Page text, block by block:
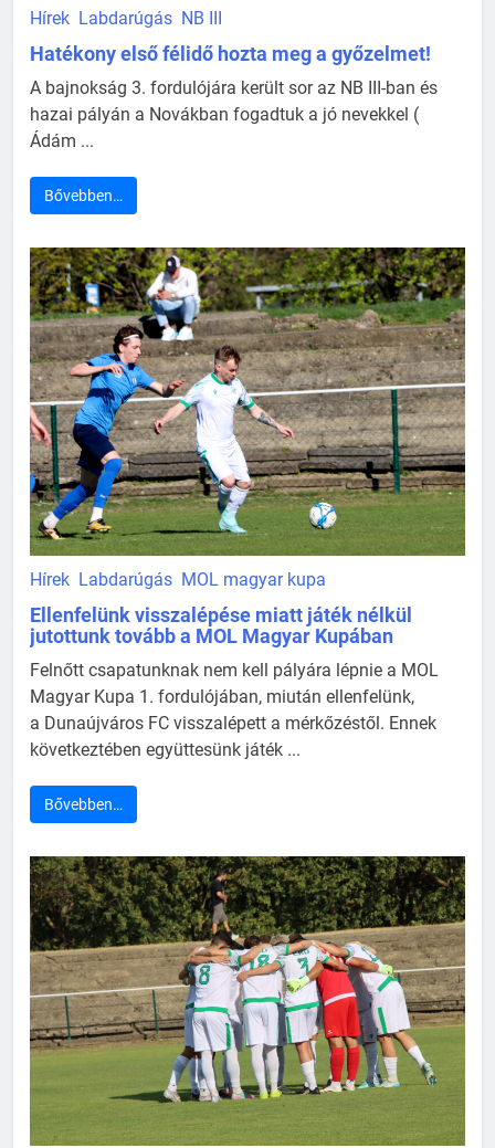
Hírek Labdarúgás NB III
Hatékony első félidő hozta meg a győzelmet!
A bajnokság 3. fordulójára került sor az NB III-ban és
hazai pályán a Novákban fogadtuk a jó nevekkel (
Ádám ...
Bővebben…
Hírek Labdarúgás MOL magyar kupa
Ellenfelünk visszalépése miatt játék nélkül
jutottunk tovább a MOL Magyar Kupában
Felnőtt csapatunknak nem kell pályára lépnie a MOL
Magyar Kupa 1. fordulójában, miután ellenfelünk,
a Dunaújváros FC visszalépett a mérkőzéstől. Ennek
következtében együttesünk játék ...
Bővebben…